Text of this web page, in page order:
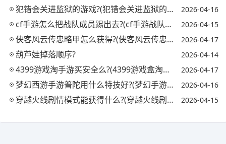
犯错会关进监狱的游戏?(犯错会关进监狱的游戏吗) 2026-04-16
cf手游怎么把战队成员踢出去?(cf手游战队怎么踢人) 2026-04-15
侠客风云传忠略甲怎么获得?(侠客风云传忠略甲对自己) 2026-04-17
葫芦娃掉落顺序? 2026-04-14
4399游戏淘手游买安全么?(4399游戏盒淘号有用吗) 2026-04-17
梦幻西游手游普陀用什么特技好?(梦幻手游普陀必备特技) 2026-04-16
穿越火线剧情模式能获得什么?(穿越火线剧情模式怎么过) 2026-04-15